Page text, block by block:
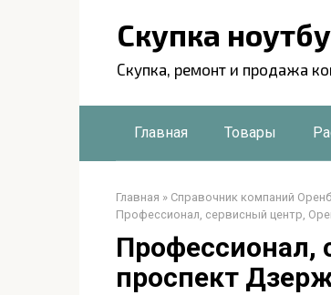
Скупка
Скупка, ремонт и продажа
Главная Товары
Главная » Справочник компаний
Профессионал, сервисный центр,
Профессионал,
проспект